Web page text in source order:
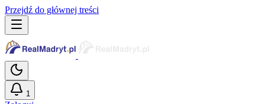
Przejdź do głównej treści
1